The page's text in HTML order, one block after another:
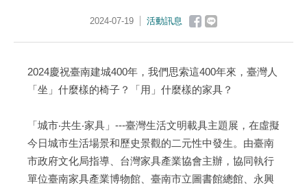
2024-07-19 活動訊息
2024慶祝臺南建城400年，我們思索這400年來，臺灣人
「坐」什麼樣的椅子？「用」什麼樣的家具？
「城市‧共生‧家具」---臺灣生活文明載具主題展，在虛擬
今日城市生活場景和歷史景觀的二元性中發生。由臺南
市政府文化局指導、台灣家具產業協會主辦，協同執行
單位臺南家具產業博物館、臺南市立圖書館總館、永興